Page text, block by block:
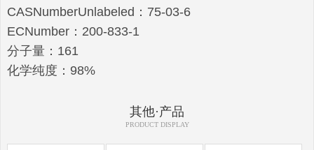
CASNumberUnlabeled：75-03-6
ECNumber：200-833-1
分子量：161
化学纯度：98%
其他·产品
PRODUCT DISPLAY